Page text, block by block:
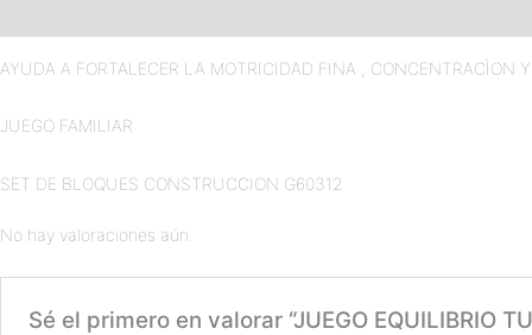
AYUDA A FORTALECER LA MOTRICIDAD FINA , CONCENTRACÌON
JUEGO FAMILIAR
SET DE BLOQUES CONSTRUCCION G60312
No hay valoraciones aún.
Sé el primero en valorar “JUEGO EQUILIBRIO